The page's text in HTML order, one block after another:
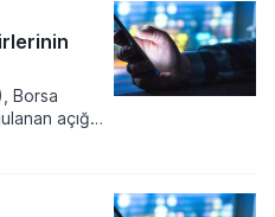
Borsa
açığa
öz